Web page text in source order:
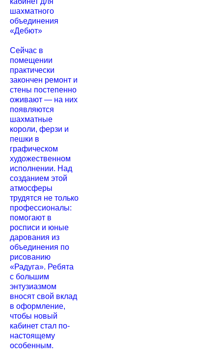
шахматного
объединения
«Дебют»
Сейчас в
помещении
практически
закончен ремонт и
стены постепенно
оживают — на них
появляются
шахматные
короли, ферзи и
пешки в
графическом
художественном
исполнении. Над
созданием этой
атмосферы
трудятся не только
профессионалы:
помогают в
росписи и юные
дарования из
объединения по
рисованию
«Радуга». Ребята
с большим
энтузиазмом
вносят свой вклад
в оформление,
чтобы новый
кабинет стал по-
настоящему
особенным.